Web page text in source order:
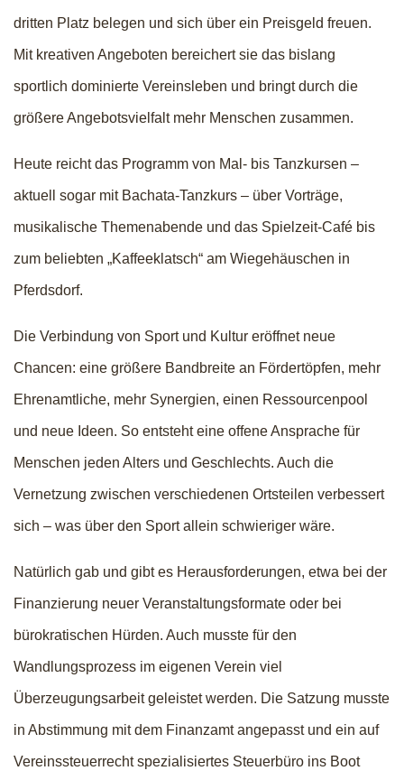
dritten Platz belegen und sich über ein Preisgeld freuen.
Mit kreativen Angeboten bereichert sie das bislang
sportlich dominierte Vereinsleben und bringt durch die
größere Angebotsvielfalt mehr Menschen zusammen.
Heute reicht das Programm von Mal- bis Tanzkursen –
aktuell sogar mit Bachata-Tanzkurs – über Vorträge,
musikalische Themenabende und das Spielzeit-Café bis
zum beliebten „Kaffeeklatsch“ am Wiegehäuschen in
Pferdsdorf.
Die Verbindung von Sport und Kultur eröffnet neue
Chancen: eine größere Bandbreite an Fördertöpfen, mehr
Ehrenamtliche, mehr Synergien, einen Ressourcenpool
und neue Ideen. So entsteht eine offene Ansprache für
Menschen jeden Alters und Geschlechts. Auch die
Vernetzung zwischen verschiedenen Ortsteilen verbessert
sich – was über den Sport allein schwieriger wäre.
Natürlich gab und gibt es Herausforderungen, etwa bei der
Finanzierung neuer Veranstaltungsformate oder bei
bürokratischen Hürden. Auch musste für den
Wandlungsprozess im eigenen Verein viel
Überzeugungsarbeit geleistet werden. Die Satzung musste
in Abstimmung mit dem Finanzamt angepasst und ein auf
Vereinssteuerrecht spezialisiertes Steuerbüro ins Boot